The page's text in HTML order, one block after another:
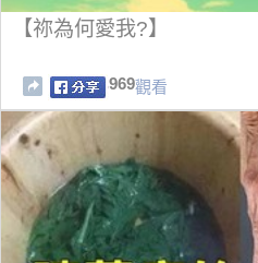
【祢為何愛我?】
969觀看